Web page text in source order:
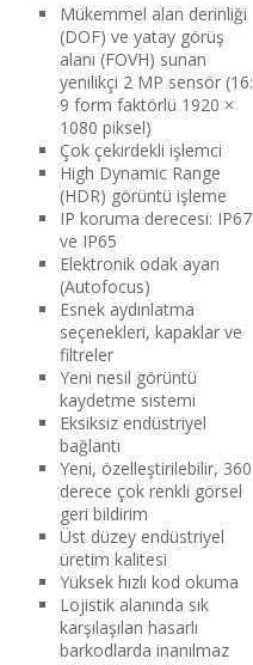
Mükemmel alan derinliği
(DOF) ve yatay görüş
alanı (FOVH) sunan
yenilikçi 2 MP sensör (16:
9 form faktörlü 1920 ×
1080 piksel)
Çok çekirdekli işlemci
High Dynamic Range
(HDR) görüntü işleme
IP koruma derecesi: IP67
ve IP65
Elektronik odak ayarı
(Autofocus)
Esnek aydınlatma
seçenekleri, kapaklar ve
filtreler
Yeni nesil görüntü
kaydetme sistemi
Eksiksiz endüstriyel
bağlantı
Yeni, özelleştirilebilir, 360
derece çok renkli görsel
geri bildirim
Üst düzey endüstriyel
üretim kalitesi
Yüksek hızlı kod okuma
Lojistik alanında sık
karşılaşılan hasarlı
barkodlarda inanılmaz